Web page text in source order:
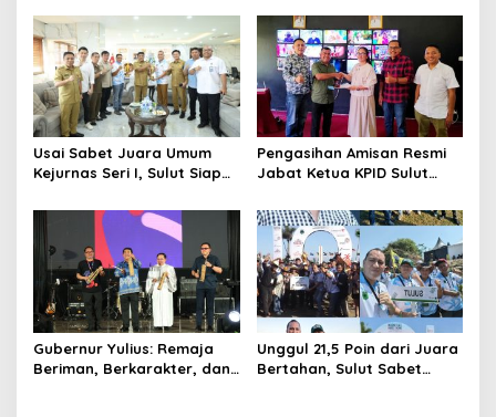
Mahasiswa Baru Antusias
Serap Materi Literasi
Penyiaran
Rakerda di Amurang
Usai Sabet Juara Umum
Kejurnas Seri I, Sulut Siap
Kuda Seri II Piala Presiden
di Tompaso
Pengasihan Amisan Resmi
Jabat Ketua KPID Sulut
Gubernur Yulius: Remaja
Beriman, Berkarakter, dan
Unggul 21,5 Poin dari Juara
Bertahan, Sulut Sabet